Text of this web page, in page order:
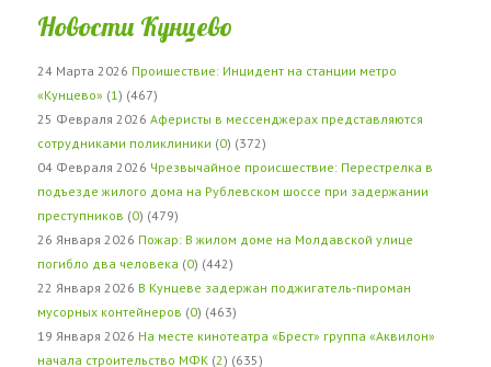
Новости Кунцево
24 Марта 2026 Проишествие: Инцидент на станции метро
«Кунцево» (1 ) (467)
25 Февраля 2026 Аферисты в мессенджерах представляются
сотрудниками поликлиники (0) (372)
04 Февраля 2026 Чрезвычайное происшествие: Перестрелка в
подъезде жилого дома на Рублевском шоссе при задержании
преступников (0) (479)
26 Января 2026 Пожар: В жилом доме на Молдавской улице
погибло два человека (0) (442)
22 Января 2026 В Кунцеве задержан поджигатель-пироман
мусорных контейнеров (0) (463)
19 Января 2026 На месте кинотеатра «Брест» группа «Аквилон»
начала строительство МФК (2) (635)